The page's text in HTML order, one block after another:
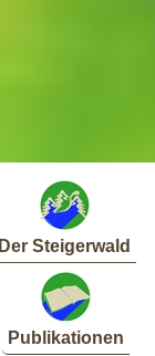
Der Steigerwald
Publikationen